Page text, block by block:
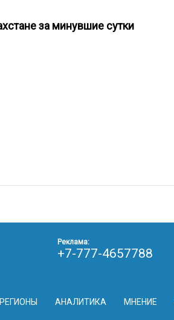
за минувшие сутки
РЕГИОНЫ АНАЛИТИКА МНЕНИЕ
Реклама:
+7-777-4657788